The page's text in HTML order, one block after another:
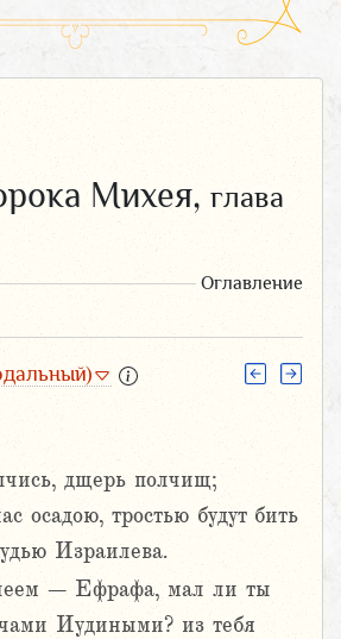
Михея, глава
Оглавление
дщерь полчищ;
осадою, тростью будут бить
Израилева.
– Ефрафа, мал ли ты
Иудиными? из тебя